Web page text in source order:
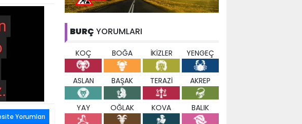
Yorumları
BURÇ YORUMLARI
KOÇ BOĞA İKİZLER YENGEÇ
ASLAN BAŞAK TERAZİ AKREP
YAY OĞLAK KOVA BALIK